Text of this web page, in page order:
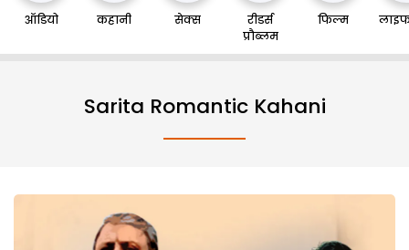
ऑडियो कहानी सेक्स
रीडर्स
प्रौब्लम
फिल्म
Sarita Romantic Kahani